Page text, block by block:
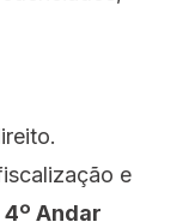
e
4º Andar